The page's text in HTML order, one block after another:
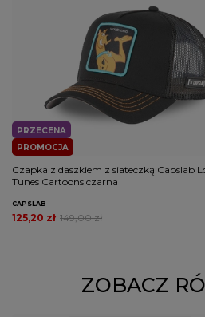
PROMOCJA
PRZECENA
Czapka z daszkiem z siateczką Capslab
Tunes Cartoons czarna
CAPSLAB
149,00 zł
125,20 zł
ZOBACZ